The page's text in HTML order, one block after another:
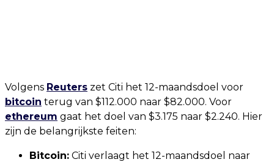
Volgens Reuters zet Citi het 12-maandsdoel voor
bitcoin terug van $112.000 naar $82.000. Voor
ethereum gaat het doel van $3.175 naar $2.240. Hier
zijn de belangrijkste feiten:
Bitcoin: Citi verlaagt het 12-maandsdoel naar